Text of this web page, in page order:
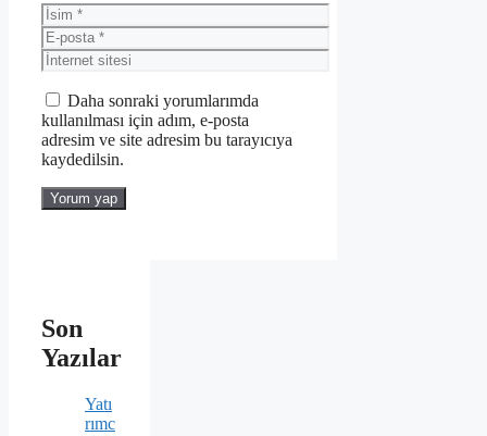
İsim
E-
posta
İnternet
sitesi
Daha sonraki yorumlarımda
kullanılması için adım, e-posta
adresim ve site adresim bu tarayıcıya
kaydedilsin.
Son
Yazılar
Yatı
rımc